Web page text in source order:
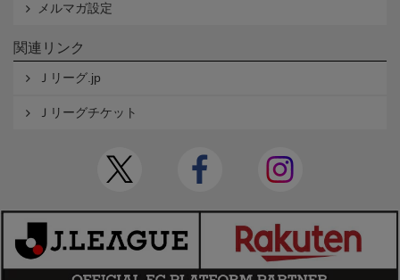
メルマガ設定
関連リンク
Ｊリーグ.jp
Ｊリーグチケット